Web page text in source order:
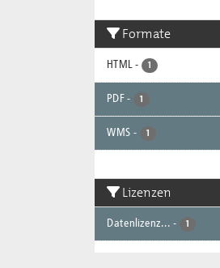
Formate
HTML - 1
PDF - 1
WMS - 1
Lizenzen
Datenlizenz... - 1